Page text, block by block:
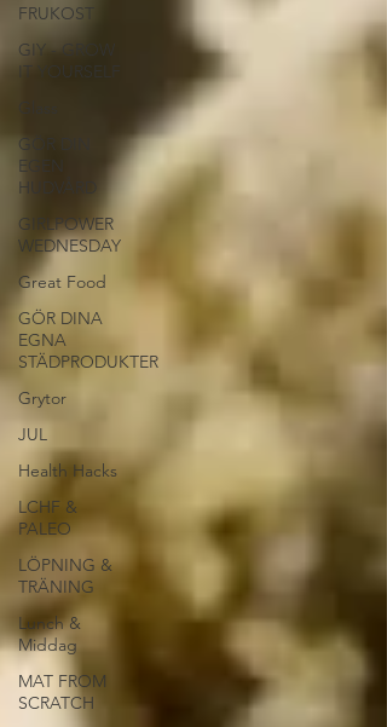
FRUKOST
GIY - GROW
IT YOURSELF
GÖR DIN
EGEN
HUDVÅRD
GIRLPOWER
WEDNESDAY
Great Food
GÖR DINA
EGNA
STÄDPRODUKTER
Grytor
JUL
Health Hacks
LCHF &
PALEO
LÖPNING &
TRÄNING
Lunch &
Middag
MAT FROM
SCRATCH